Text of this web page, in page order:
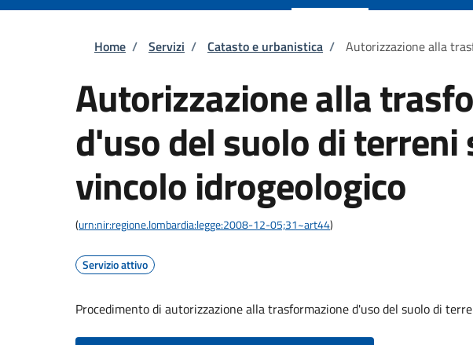
Briciole di pane
Home / Servizi / Catasto e urbanistica / Autorizzazione alla
Autorizzazione alla
d'uso del suolo di terreni
vincolo idrogeologico
(urn:nir:regione.lombardia:legge:2008-12-05;31~art44)
Servizio attivo
Procedimento di autorizzazione alla trasformazione d'uso del suolo di